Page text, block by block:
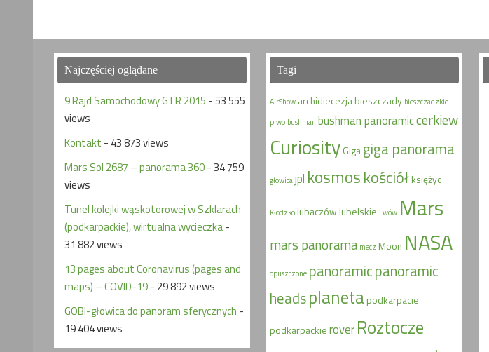
Najczęściej oglądane
9 Rajd Samochodowy GTR 2015 - 53 555
views
Kontakt - 43 873 views
Mars Sol 2687 – panorama 360- 34 759
views
Tunel kolejki wąskotorowej w Szklarach
(podkarpackie), wirtualna wycieczka-
31 882 views
13 pages about Coronavirus (pages and
maps) – COVID-19- 29 892 views
GOBI-głowica do panoram sferycznych -
19 404 views
Tagi
AirShow archidiecezjabieszczady bieszczadzkie
piwo bushman bushman panoramiccerkiew
CuriosityGigagiga panorama
głowica jpl kosmoskościółksiężyc
Kłodzko lubaczów lubelskie Lwów Mars
mars panorama mecz Moon NASA
opuszczone panoramicpanoramic
headsplaneta podkarpacie
podkarpackie rover Roztocze